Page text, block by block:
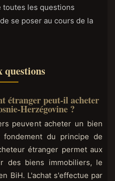
les questions
se poser au cours de la
questions
étranger peut-il acheter
Herzégovine ?
peuvent acheter un bien
du principe de
étranger permet aux
des biens immobiliers, le
BiH. L'achat s'effectue par